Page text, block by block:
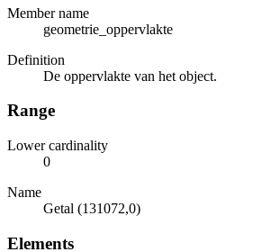
Member name
geometrie_oppervlakte
Definition
De oppervlakte van het object.
Range
Lower cardinality
0
Name
Getal (131072,0)
Elements